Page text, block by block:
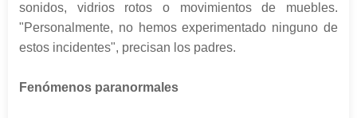
sonidos, vidrios rotos o movimientos de muebles.
"Personalmente, no hemos experimentado ninguno de
estos incidentes", precisan los padres.
Fenómenos paranormales